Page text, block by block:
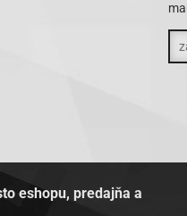
eshopu, predajňa a